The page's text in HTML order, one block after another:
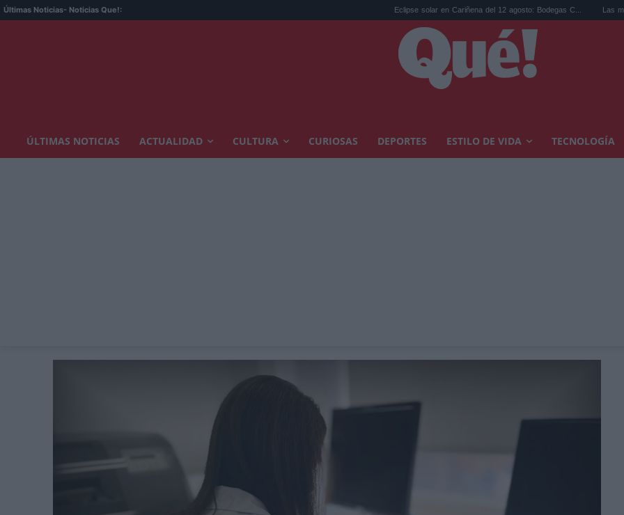
Últimas Noticias- Noticias Que!: Eclipse solar en Cariñena del 12 agosto: Bodegas C... Las mejores
ÚLTIMAS NOTICIAS ACTUALIDAD CULTURA CURIOSAS DEPORTES ESTILO DE VIDA TECNOLOGÍA